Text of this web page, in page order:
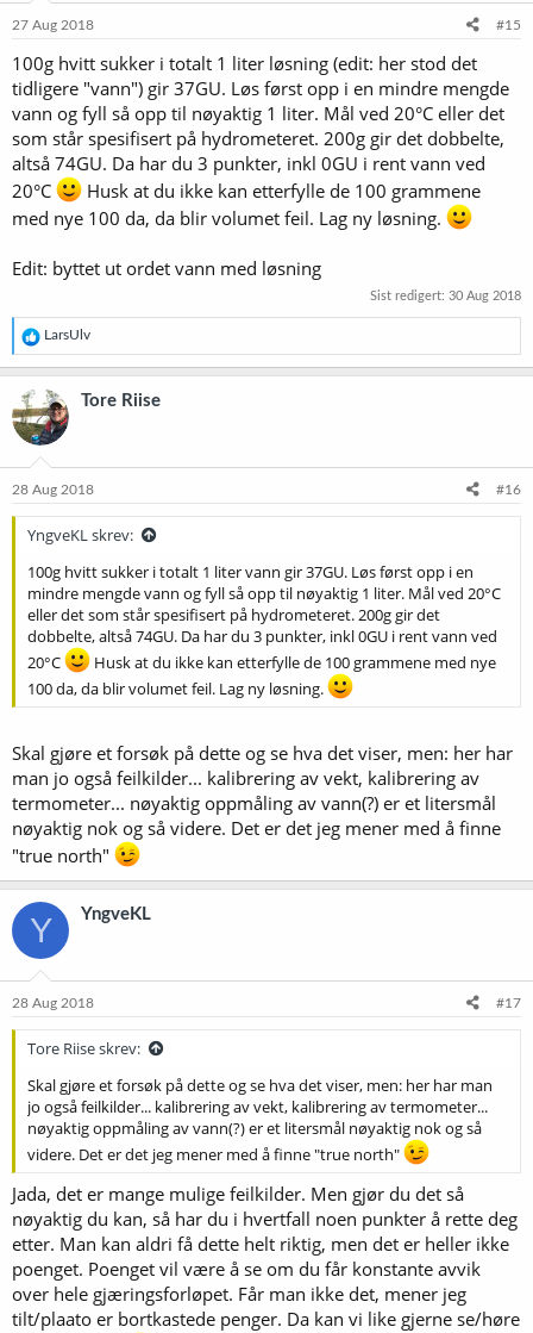
27 Aug 2018 #15
100g hvitt sukker i totalt 1 liter løsning (edit: her stod det
tidligere "vann") gir 37GU. Løs først opp i en mindre mengde
vann og fyll så opp til nøyaktig 1 liter. Mål ved 20°C eller det
som står spesifisert på hydrometeret. 200g gir det dobbelte,
altså 74GU. Da har du 3 punkter, inkl 0GU i rent vann ved
20°C
Husk at du ikke kan etterfylle de 100 grammene
med nye 100 da, da blir volumet feil. Lag ny løsning.
Edit: byttet ut ordet vann med løsning
Sist redigert: 30 Aug 2018
R
e
a
k
s
j
o
e
LarsUlv
Tore Riise
28 Aug 2018 #16
YngveKL skrev:
100g hvitt sukker i totalt 1 liter vann gir 37GU. Løs først opp i en
mindre mengde vann og fyll så opp til nøyaktig 1 liter. Mål ved 20°C
eller det som står spesifisert på hydrometeret. 200g gir det
dobbelte, altså 74GU. Da har du 3 punkter, inkl 0GU i rent vann ved
20°C
Husk at du ikke kan etterfylle de 100 grammene med nye
100 da, da blir volumet feil. Lag ny løsning.
Skal gjøre et forsøk på dette og se hva det viser, men: her har
man jo også feilkilder... kalibrering av vekt, kalibrering av
termometer... nøyaktig oppmåling av vann(?) er et litersmål
nøyaktig nok og så videre. Det er det jeg mener med å finne
"true north"
Y YngveKL
28 Aug 2018 #17
Tore Riise skrev:
Skal gjøre et forsøk på dette og se hva det viser, men: her har man
jo også feilkilder... kalibrering av vekt, kalibrering av termometer...
nøyaktig oppmåling av vann(?) er et litersmål nøyaktig nok og så
videre. Det er det jeg mener med å finne "true north"
Jada, det er mange mulige feilkilder. Men gjør du det så
nøyaktig du kan, så har du i hvertfall noen punkter å rette deg
etter. Man kan aldri få dette helt riktig, men det er heller ikke
poenget. Poenget vil være å se om du får konstante avvik
over hele gjæringsforløpet. Får man ikke det, mener jeg
tilt/plaato er bortkastede penger. Da kan vi like gjerne se/høre